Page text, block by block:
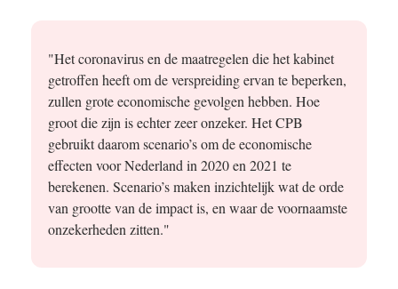
"Het coronavirus en de maatregelen die het kabinet
getroffen heeft om de verspreiding ervan te beperken,
zullen grote economische gevolgen hebben. Hoe
groot die zijn is echter zeer onzeker. Het CPB
gebruikt daarom scenario’s om de economische
effecten voor Nederland in 2020 en 2021 te
berekenen. Scenario’s maken inzichtelijk wat de orde
van grootte van de impact is, en waar de voornaamste
onzekerheden zitten."